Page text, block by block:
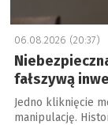
06.08.2026 (20:37)
fałszywą
Jedno kliknięcie
manipulację.